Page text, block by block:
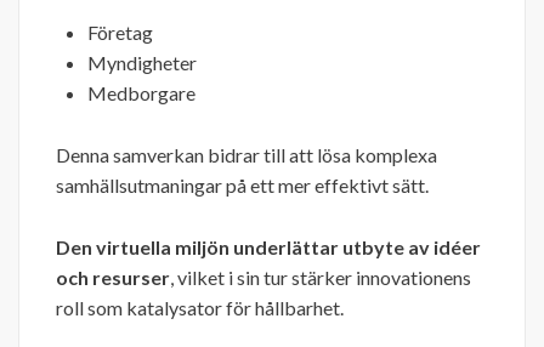
Företag
Myndigheter
Medborgare
Denna samverkan bidrar till att lösa komplexa
samhällsutmaningar på ett mer effektivt sätt.
Den virtuella miljön underlättar utbyte av idéer
och resurser, vilket i sin tur stärker innovationens
roll som katalysator för hållbarhet.